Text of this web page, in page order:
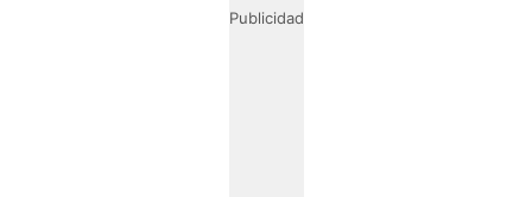
Publicidad